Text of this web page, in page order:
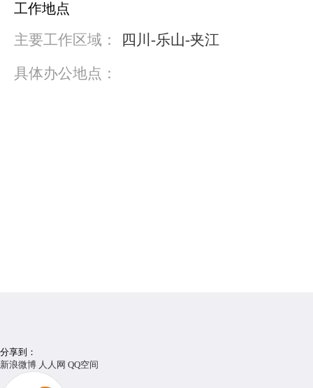
工作地点
主要工作区域：
四川-乐山-夹江
具体办公地点：
分享到：
新浪微博 人人网 QQ空间